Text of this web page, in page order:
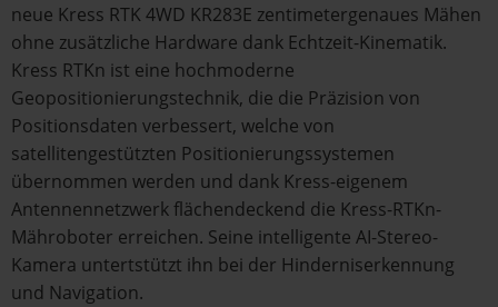
neue Kress RTK 4WD KR283E zentimetergenaues Mähen
ohne zusätzliche Hardware dank Echtzeit-Kinematik.
Kress RTKn ist eine hochmoderne
Geopositionierungstechnik, die die Präzision von
Positionsdaten verbessert, welche von
satellitengestützten Positionierungssystemen
übernommen werden und dank Kress-eigenem
Antennennetzwerk flächendeckend die Kress-RTKn-
Mähroboter erreichen. Seine intelligente AI-Stereo-
Kamera untertstützt ihn bei der Hinderniserkennung
und Navigation.